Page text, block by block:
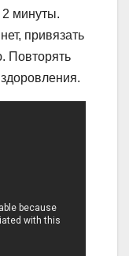
2 минуты.
привязать
Повторять